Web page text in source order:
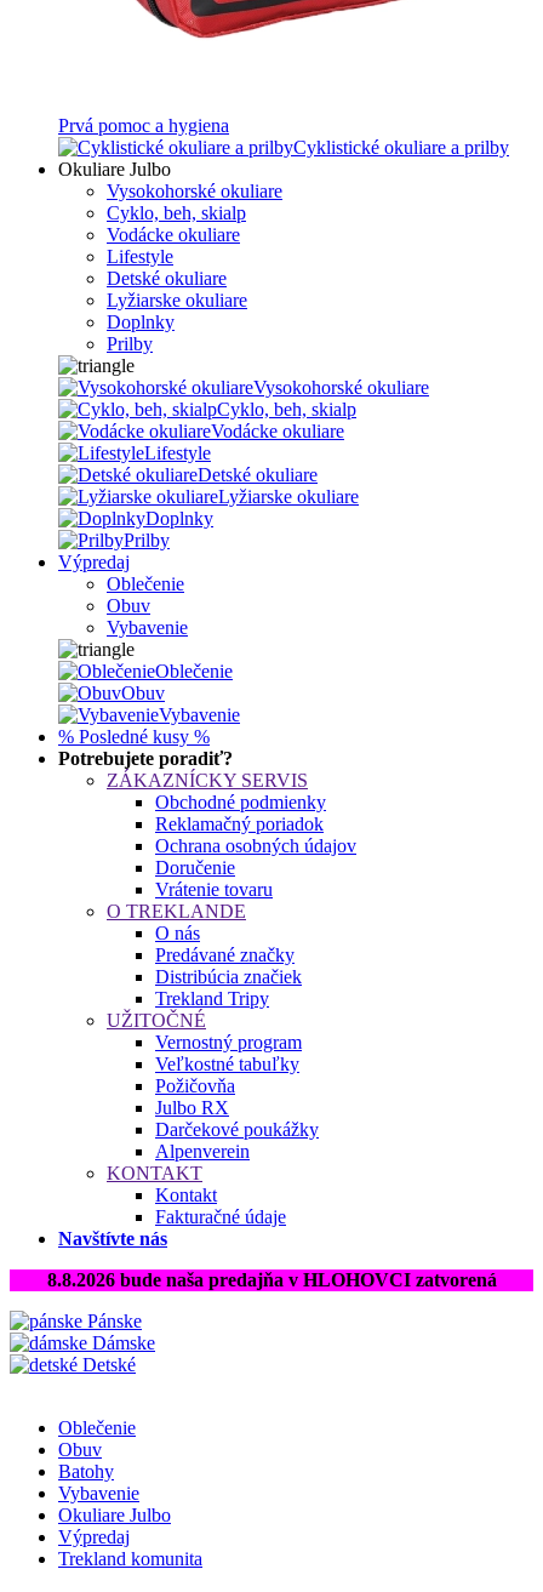
Prvá pomoc a hygiena
Cyklistické okuliare a prilby
Okuliare Julbo
Vysokohorské okuliare
Cyklo, beh, skialp
Vodácke okuliare
Lifestyle
Detské okuliare
Lyžiarske okuliare
Doplnky
Prilby
Vysokohorské okuliare
Cyklo, beh, skialp
Vodácke okuliare
Lifestyle
Detské okuliare
Lyžiarske okuliare
Doplnky
Prilby
Výpredaj
Oblečenie
Obuv
Vybavenie
Oblečenie
Obuv
Vybavenie
% Posledné kusy %
Potrebujete poradiť?
ZÁKAZNÍCKY SERVIS
Obchodné podmienky
Reklamačný poriadok
Ochrana osobných údajov
Doručenie
Vrátenie tovaru
O TREKLANDE
O nás
Predávané značky
Distribúcia značiek
Trekland Tripy
UŽITOČNÉ
Vernostný program
Veľkostné tabuľky
Požičovňa
Julbo RX
Darčekové poukážky
Alpenverein
KONTAKT
Kontakt
Fakturačné údaje
Navštívte nás
8.8.2026 bude naša predajňa v HLOHOVCI zatvorená
Pánske
Dámske
Detské
Oblečenie
Obuv
Batohy
Vybavenie
Okuliare Julbo
Výpredaj
Trekland komunita